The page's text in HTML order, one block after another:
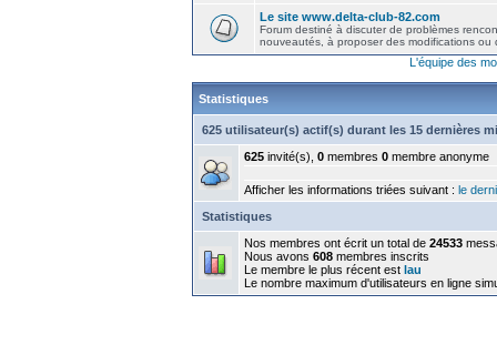
Le site www.delta-club-82.com
Forum destiné à discuter de problèmes
nouveautés, à proposer des modifications ou
L'équipe des
Statistiques
625 utilisateur(s) actif(s) durant les 15 dernières
625 invité(s), 0 membres 0 membre anonyme
Afficher les informations triées suivant : le
Statistiques
Nos membres ont écrit un total de 24533
Nous avons 608 membres inscrits
Le membre le plus récent est lau
Le nombre maximum d'utilisateurs en ligne